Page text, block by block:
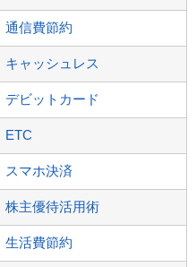
通信費節約
キャッシュレス
デビットカード
ETC
スマホ決済
株主優待活用術
生活費節約